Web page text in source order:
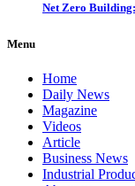
Net Zero
Menu
Home
Daily News
Magazine
Videos
Article
Business News
Industrial